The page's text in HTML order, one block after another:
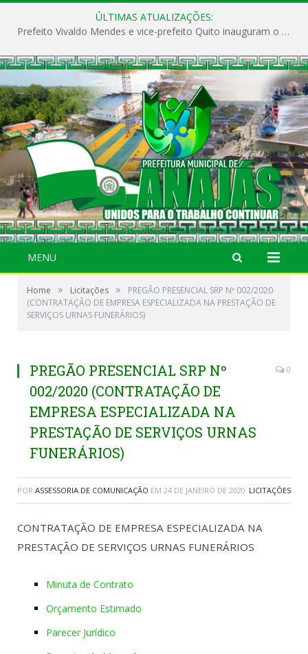
ÚLTIMAS ATUALIZAÇÕES:
Prefeito Vivaldo Mendes e vice-prefeito Quito inauguram o CAPS e fortalecem a saúde pública em Anajás.
MENU
Home » Licitações »
PREGÃO PRESENCIAL SRP Nº 002/2020
(CONTRATAÇÃO DE EMPRESA ESPECIALIZADA NA PRESTAÇÃO DE
SERVIÇOS URNAS FUNERÁRIOS)
PREGÃO PRESENCIAL SRP Nº
002/2020 (CONTRATAÇÃO DE
EMPRESA ESPECIALIZADA NA
PRESTAÇÃO DE SERVIÇOS URNAS
FUNERÁRIOS)
0
POR ASSESSORIA DE COMUNICAÇÃO EM 24 DE JANEIRO DE 2020 LICITAÇÕES
CONTRATAÇÃO DE EMPRESA ESPECIALIZADA NA
PRESTAÇÃO DE SERVIÇOS URNAS FUNERÁRIOS
Minuta de Contrato
Orçamento Estimado
Parecer Jurídico